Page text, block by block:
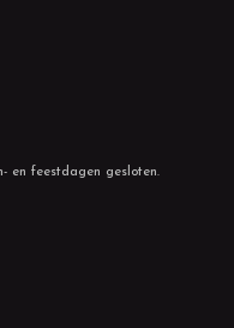
en feestdagen gesloten.